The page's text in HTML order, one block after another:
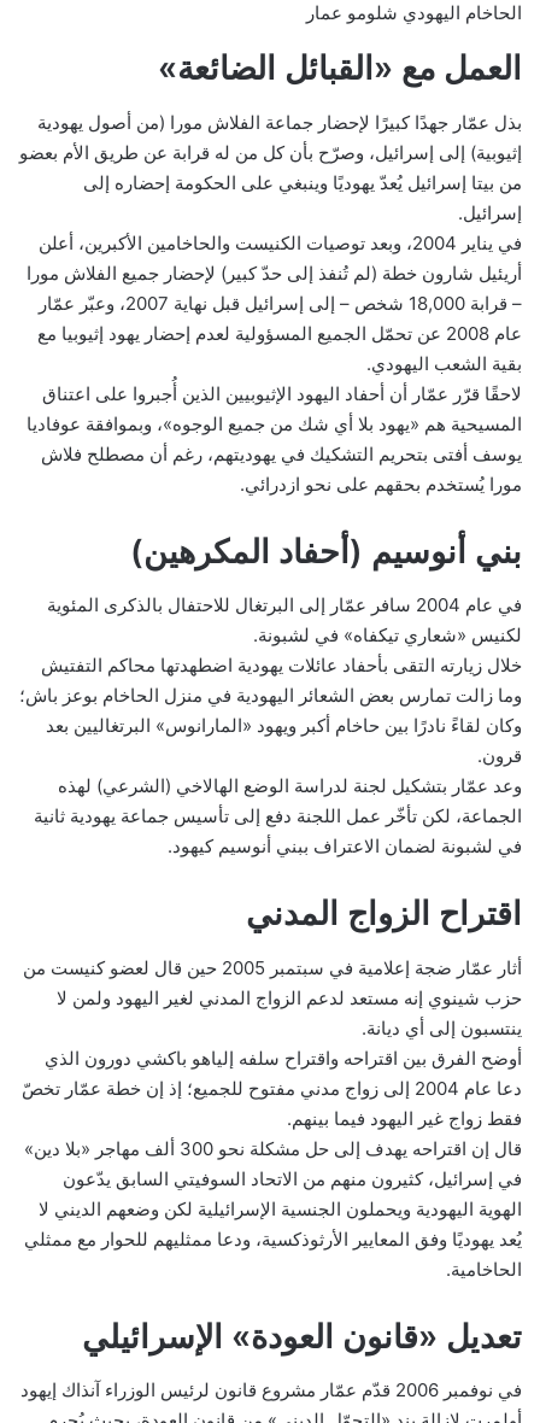
الحاخام اليهودي شلومو عمار
العمل مع «القبائل الضائعة»
بذل عمّار جهدًا كبيرًا لإحضار جماعة الفلاش مورا (من أصول يهودية
إثيوبية) إلى إسرائيل، وصرّح بأن كل من له قرابة عن طريق الأم بعضو
من بيتا إسرائيل يُعدّ يهوديًا وينبغي على الحكومة إحضاره إلى
إسرائيل.
في يناير 2004، وبعد توصيات الكنيست والحاخامين الأكبرين، أعلن
أريئيل شارون خطة (لم تُنفذ إلى حدّ كبير) لإحضار جميع الفلاش مورا
– قرابة 18,000 شخص – إلى إسرائيل قبل نهاية 2007، وعبّر عمّار
عام 2008 عن تحمّل الجميع المسؤولية لعدم إحضار يهود إثيوبيا مع
بقية الشعب اليهودي.
لاحقًا قرّر عمّار أن أحفاد اليهود الإثيوبيين الذين أُجبروا على اعتناق
المسيحية هم «يهود بلا أي شك من جميع الوجوه»، وبموافقة عوفاديا
يوسف أفتى بتحريم التشكيك في يهوديتهم، رغم أن مصطلح فلاش
مورا يُستخدم بحقهم على نحو ازدرائي.
بني أنوسيم (أحفاد المكرهين)
في عام 2004 سافر عمّار إلى البرتغال للاحتفال بالذكرى المئوية
لكنيس «شعاري تيكفاه» في لشبونة.
خلال زيارته التقى بأحفاد عائلات يهودية اضطهدتها محاكم التفتيش
وما زالت تمارس بعض الشعائر اليهودية في منزل الحاخام بوعز باش؛
وكان لقاءً نادرًا بين حاخام أكبر ويهود «المارانوس» البرتغاليين بعد
قرون.
وعد عمّار بتشكيل لجنة لدراسة الوضع الهالاخي (الشرعي) لهذه
الجماعة، لكن تأخّر عمل اللجنة دفع إلى تأسيس جماعة يهودية ثانية
في لشبونة لضمان الاعتراف ببني أنوسيم كيهود.
اقتراح الزواج المدني
أثار عمّار ضجة إعلامية في سبتمبر 2005 حين قال لعضو كنيست من
حزب شينوي إنه مستعد لدعم الزواج المدني لغير اليهود ولمن لا
ينتسبون إلى أي ديانة.
أوضح الفرق بين اقتراحه واقتراح سلفه إلياهو باكشي دورون الذي
دعا عام 2004 إلى زواج مدني مفتوح للجميع؛ إذ إن خطة عمّار تخصّ
فقط زواج غير اليهود فيما بينهم.
قال إن اقتراحه يهدف إلى حل مشكلة نحو 300 ألف مهاجر «بلا دين»
في إسرائيل، كثيرون منهم من الاتحاد السوفيتي السابق يدّعون
الهوية اليهودية ويحملون الجنسية الإسرائيلية لكن وضعهم الديني لا
يُعد يهوديًا وفق المعايير الأرثوذكسية، ودعا ممثليهم للحوار مع ممثلي
الحاخامية.
تعديل «قانون العودة» الإسرائيلي
في نوفمبر 2006 قدّم عمّار مشروع قانون لرئيس الوزراء آنذاك إيهود